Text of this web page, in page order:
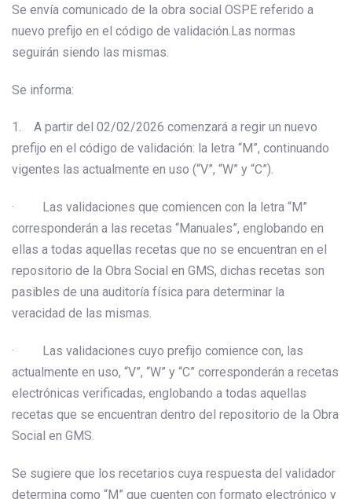
Se envía comunicado de la obra social OSPE referido a
nuevo prefijo en el código de validación.Las normas
seguirán siendo las mismas.
Se informa:
1. A partir del 02/02/2026 comenzará a regir un nuevo
prefijo en el código de validación: la letra “M”, continuando
vigentes las actualmente en uso (“V”, “W” y “C”).
· Las validaciones que comiencen con la letra “M”
corresponderán a las recetas “Manuales”, englobando en
ellas a todas aquellas recetas que no se encuentran en el
repositorio de la Obra Social en GMS, dichas recetas son
pasibles de una auditoría física para determinar la
veracidad de las mismas.
· Las validaciones cuyo prefijo comience con, las
actualmente en uso, “V”, “W” y “C” corresponderán a recetas
electrónicas verificadas, englobando a todas aquellas
recetas que se encuentran dentro del repositorio de la Obra
Social en GMS.
Se sugiere que los recetarios cuya respuesta del validador
determina como “M” que cuenten con formato electrónico y